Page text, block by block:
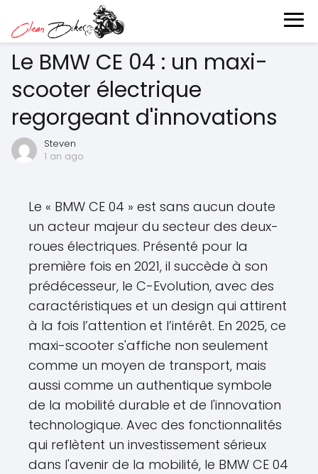
Le BMW CE 04 : un maxi-
scooter électrique
regorgeant d'innovations
Steven
1 an ago
Le « BMW CE 04 » est sans aucun doute
un acteur majeur du secteur des deux-
roues électriques. Présenté pour la
première fois en 2021, il succède à son
prédécesseur, le C-Evolution, avec des
caractéristiques et un design qui attirent
à la fois l’attention et l’intérêt. En 2025, ce
maxi-scooter s'affiche non seulement
comme un moyen de transport, mais
aussi comme un authentique symbole
de la mobilité durable et de l'innovation
technologique. Avec des fonctionnalités
qui reflètent un investissement sérieux
dans l'avenir de la mobilité, le BMW CE 04